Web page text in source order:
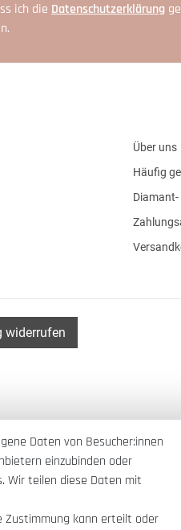
ich die Daten­schutz­erklärung
Über uns
Häufig
widerrufen
Daten von Besucher:innen
einzubinden oder
Wir teilen diese Daten mit
Zustimmung kann erteilt oder